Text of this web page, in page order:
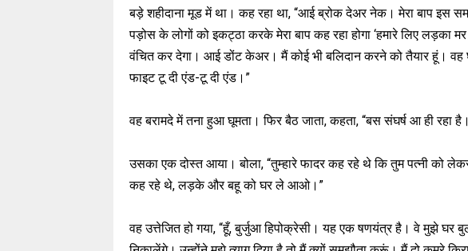
बड़े शहीदाना मूड में था। कह रहा था, “आई ब्रोक देअर नेक। मेरा बाप इस समय
पड़ोस के लोगों को इकट्ठा करके मेरा बाप कह रहा होगा ‘हमारे लिए लड़का
वंचित कर देगा। आई डोंट केअर। मैं कोई भी बलिदान करने को तैयार हूं। वह
फाइट टू दी एंड-टू दी एंड।”
वह बरामदे में तना हुआ घूमता। फिर बैठ जाता, कहता, “बस संघर्ष आ ही रहा
उसका एक दोस्त आया। बोला, “तुम्हारे फादर कह रहे थे कि तुम पत्नी को
कह रहे थे, लड़के और बहू को घर ले आओ।”
वह उत्तेजित हो गया, “हूँ, बुर्जुआ हिपोक्रेसी। यह एक षणयंत्र है। वे मुझे